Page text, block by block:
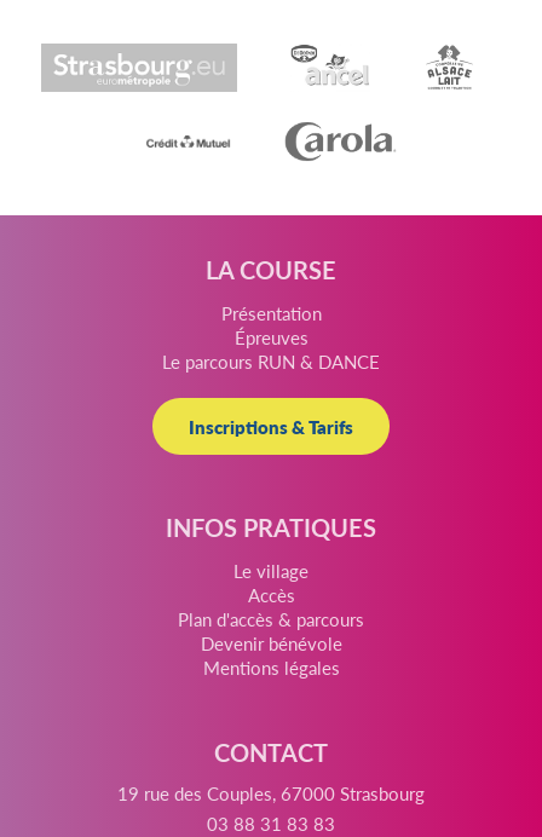
LA COURSE
Présentation
Épreuves
Le parcours RUN & DANCE
Inscriptions & Tarifs
INFOS PRATIQUES
Le village
Accès
Plan d'accès & parcours
Devenir bénévole
Mentions légales
CONTACT
19 rue des Couples, 67000 Strasbourg
03 88 31 83 83